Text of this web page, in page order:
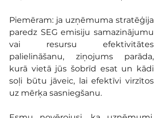
Piemēram: ja uzņēmuma stratēģija
paredz SEG emisiju samazinājumu
vai resursu efektivitātes
palielināšanu, ziņojums parāda,
kurā vietā jūs šobrīd esat un kādi
soļi būtu jāveic, lai efektīvi virzītos
uz mērķa sasniegšanu.